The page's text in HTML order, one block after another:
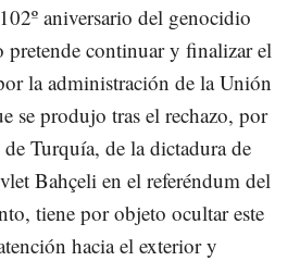
aniversario del genocidio
continuar y finalizar el
la administración de la Unión
se produjo tras el rechazo, por
Turquía, de la dictadura de
Bahçeli en el referéndum del
tiene por objeto ocultar este
hacia el exterior y